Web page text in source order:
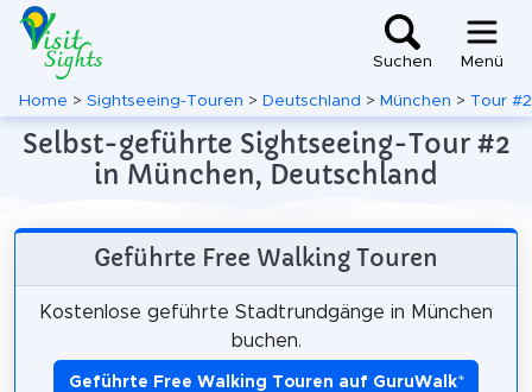
Suchen Menü
Home > Sightseeing-Touren > Deutschland > München > Tour #2
Selbst-geführte Sightseeing-Tour #2
in München, Deutschland
Geführte Free Walking Touren
Kostenlose geführte Stadtrundgänge in München
buchen.
Geführte Free Walking Touren auf GuruWalk*